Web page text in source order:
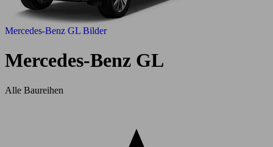
Mercedes-Benz GL Bilder
Mercedes-Benz GL
Alle Baureihen